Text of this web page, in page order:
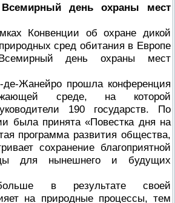
день охраны мест
Конвенции об охране дикой
сред обитания в Европе
день охраны мест
Жанейро прошла конференция
среде, на которой
190 государств. По
была принята «Повестка дня на
программа развития общества,
сохранение благоприятной
для нынешнего и будущих
в результате своей
на природные процессы, тем